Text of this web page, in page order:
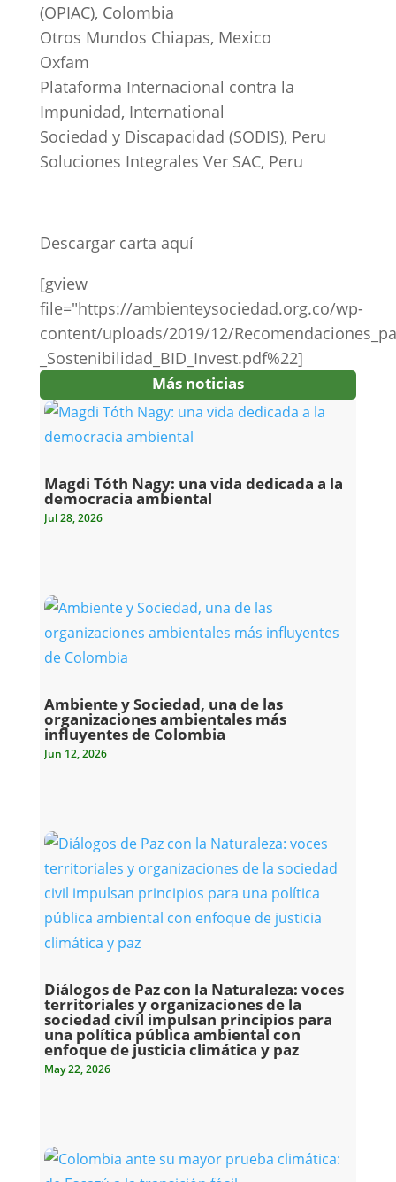
(OPIAC), Colombia
Otros Mundos Chiapas, Mexico
Oxfam
Plataforma Internacional contra la
Impunidad, International
Sociedad y Discapacidad (SODIS), Peru
Soluciones Integrales Ver SAC, Peru
Descargar carta aquí
[gview
file="https://ambienteysociedad.org.co/wp-
content/uploads/2019/12/
_Sostenibilidad_BID_Invest.pdf%22]
Más noticias
Magdi Tóth Nagy: una vida dedicada a la
democracia ambiental
Jul 28, 2026
Ambiente y Sociedad, una de las
organizaciones ambientales más
influyentes de Colombia
Jun 12, 2026
Diálogos de Paz con la Naturaleza: voces
territoriales y organizaciones de la
sociedad civil impulsan principios para
una política pública ambiental con
enfoque de justicia climática y paz
May 22, 2026